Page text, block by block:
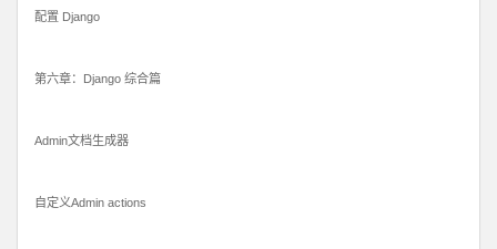
配置 Django
第六章：Django 综合篇
Admin文档生成器
自定义Admin actions